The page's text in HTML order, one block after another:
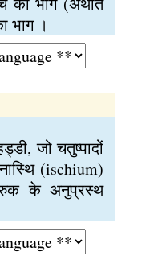
भाग ।
जो चतुष्पादों
(ischium)
के अनुप्रस्थ